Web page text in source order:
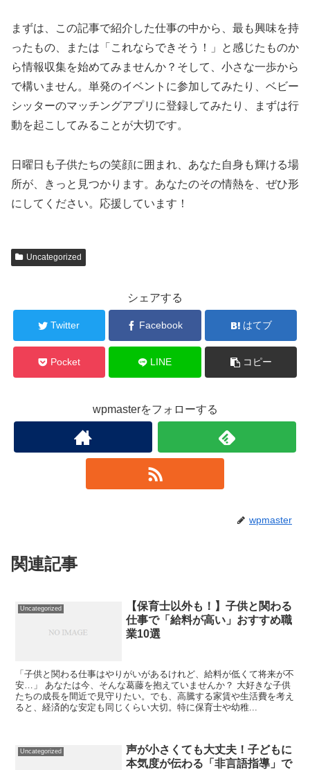
まずは、この記事で紹介した仕事の中から、最も興味を持
ったもの、または「これならできそう！」と感じたものか
ら情報収集を始めてみませんか？そして、小さな一歩から
で構いません。単発のイベントに参加してみたり、ベビー
シッターのマッチングアプリに登録してみたり、まずは行
動を起こしてみることが大切です。
日曜日も子供たちの笑顔に囲まれ、あなた自身も輝ける場
所が、きっと見つかります。あなたのその情熱を、ぜひ形
にしてください。応援しています！
Uncategorized
シェアする
Twitter Facebook はてブ
Pocket LINE コピー
wpmasterをフォローする
wpmaster
関連記事
Uncategorized
【保育士以外も！】子供と関わる
仕事で「給料が高い」おすすめ職
業10選
「子供と関わる仕事はやりがいがあるけれど、給料が低くて将来が不
安…」 あなたは今、そんな葛藤を抱えていませんか？ 大好きな子供
たちの成長を間近で見守りたい。でも、高騰する家賃や生活費を考え
ると、経済的な安定も同じくらい大切。特に保育士や幼稚...
Uncategorized
声が小さくても大丈夫！子どもに
本気度が伝わる「非言語指導」で